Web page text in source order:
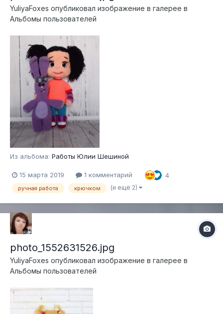
YuliyaFoxes опубликовал изображение в галерее в
Альбомы пользователей
Из альбома: Работы Юлии Шешиной
15 марта 2019 1 комментарий 4
ручная работа крючком (и ещё 2)
photo_1552631526.jpg
YuliyaFoxes опубликовал изображение в галерее в
Альбомы пользователей